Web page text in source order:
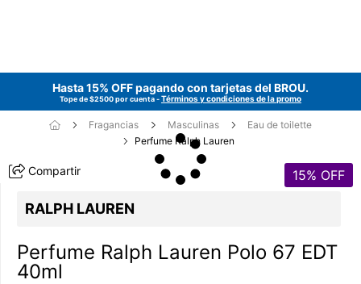
Hasta 15% OFF pagando con tarjetas del BROU.
Tope de $2500 por cuenta -Términos y condiciones de la promo
Fragancias Masculinas
Eau de toilette
Perfume Ralph Lauren
Compartir 15% OFF
RALPH LAUREN
Perfume Ralph Lauren Polo 67 EDT
40ml